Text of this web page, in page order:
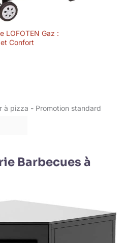
LOFOTEN Gaz :
Confort
Barbecues à